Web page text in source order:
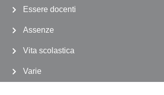
Essere docenti
Assenze
Vita scolastica
Varie